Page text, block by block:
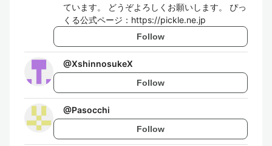
ています。 どうぞよろしくお願いします。 ぴっ
くる公式ページ：https://pickle.ne.jp
Follow
@XshinnosukeX
Follow
@Pasocchi
Follow